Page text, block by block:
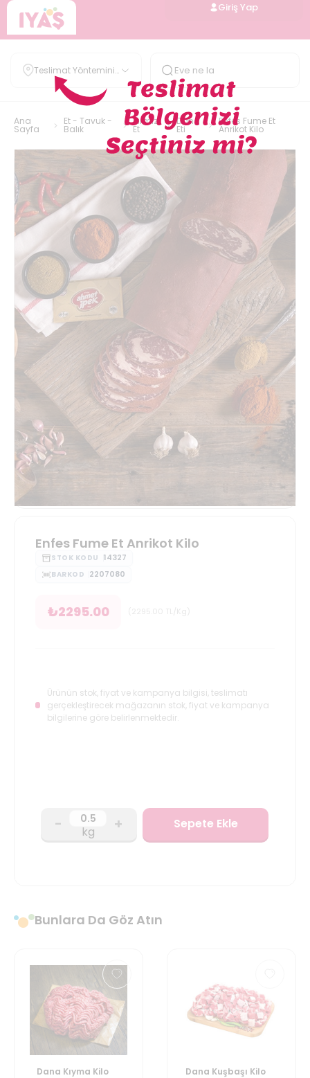
Giriş Yap
Teslimat Yöntemini
Belirle
Ana
Sayfa
Et - Tavuk -
Balık
Kırmızı
Et
Dana
Eti
Enfes Fume Et
Anrikot Kilo
Enfes Fume Et Anrikot Kilo
STOK KODU 14327
BARKOD 2207080
₺2295.00
Ürünün stok, fiyat ve kampanya bilgisi, teslimatı
gerçekleştirecek mağazanın stok, fiyat ve kampanya
bilgilerine göre belirlenmektedir.
- kg + Sepete Ekle
Bunlara Da Göz Atın
Dana Kıyma Kilo Dana Kuşbaşı Kilo